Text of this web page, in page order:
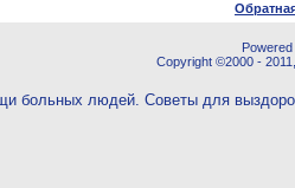
Copyright ©2000 -
больных людей. Советы для